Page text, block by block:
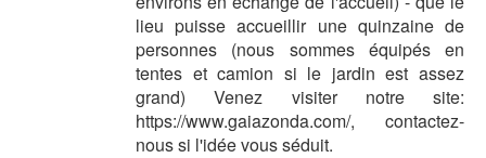
lieu puisse accueillir une quinzaine de
personnes (nous sommes équipés en
tentes et camion si le jardin est assez
grand) Venez visiter notre site:
https://www.gaiazonda.com/, contactez-
nous si l'idée vous séduit.